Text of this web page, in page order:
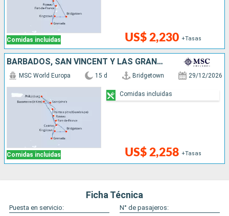
Comidas incluidas US$ 2,230 +Tasas
BARBADOS, SAN VINCENT Y LAS GRANADINAS, GRENADA, SANTA LUCIA, SAN MARTÍN, ANTIGUA Y BARBUDA, DOMINICA
Comidas incluidas
MSC World Europa 15 d Bridgetown 29/12/2026
US$ 2,258 +Tasas
Comidas incluidas
Ficha Técnica
Puesta en servicio:
N° de pasajeros: